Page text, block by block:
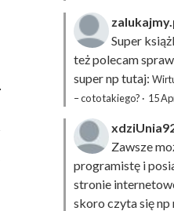
Super
też polecam
super np tutaj:
– co to takiego? · 15
Zawsze
programistę i
stronie
skoro czyta się np